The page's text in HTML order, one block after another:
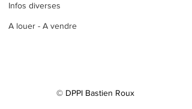
Infos diverses
A louer - A vendre
© DPPI Bastien Roux